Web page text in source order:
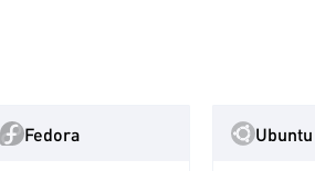
Fedora Ubuntu